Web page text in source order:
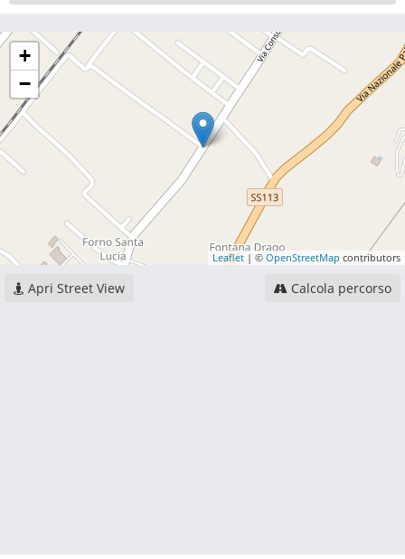
+
−
Leaflet | © OpenStreetMap contributors
Apri Street View Calcola percorso